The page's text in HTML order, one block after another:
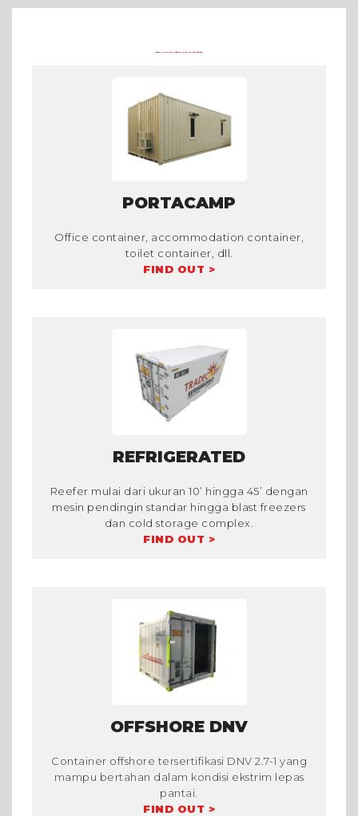
PRODUK CONTAINER LAINNYA DI TRADECORP
PORTACAMP
Office container, accommodation container,
toilet container, dll.
FIND OUT >
REFRIGERATED
Reefer mulai dari ukuran 10’ hingga 45’ dengan
mesin pendingin standar hingga blast freezers
dan cold storage complex.
FIND OUT >
OFFSHORE DNV
Container offshore tersertifikasi DNV 2.7-1 yang
mampu bertahan dalam kondisi ekstrim lepas
pantai.
FIND OUT >